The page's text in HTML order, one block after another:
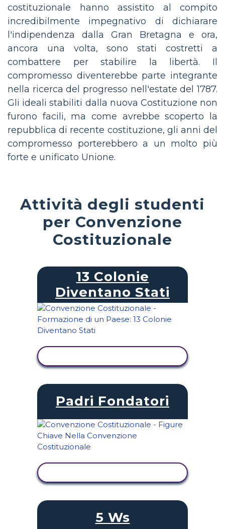
costituzionale hanno assistito al compito
incredibilmente impegnativo di dichiarare
l'indipendenza dalla Gran Bretagna e ora,
ancora una volta, sono stati costretti a
combattere per stabilire la libertà. Il
compromesso diventerebbe parte integrante
nella ricerca del progresso nell'estate del 1787.
Gli ideali stabiliti dalla nuova Costituzione non
furono facili, ma come avrebbe scoperto la
repubblica di recente costituzione, gli anni del
compromesso porterebbero a un molto più
forte e unificato Unione.
Attività degli studenti
per Convenzione
Costituzionale
13 Colonie
Diventano Stati
Padri Fondatori
5 Ws